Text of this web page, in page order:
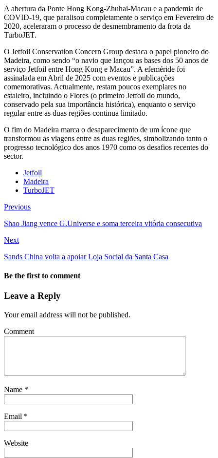
A abertura da Ponte Hong Kong-Zhuhai-Macau e a pandemia de
COVID-19, que paralisou completamente o serviço em Fevereiro de
2020, aceleraram o processo de desmembramento da frota da
TurboJET.
O Jetfoil Conservation Concern Group destaca o papel pioneiro do
Madeira, como sendo “o navio que lançou as bases dos 50 anos de
serviço Jetfoil entre Hong Kong e Macau”. A efeméride foi
assinalada em Abril de 2025 com eventos e publicações
comemorativas. Actualmente, restam poucos exemplares no
estaleiro, incluindo o Flores (o primeiro Jetfoil do mundo,
conservado pela sua importância histórica), enquanto o serviço
regular entre as duas regiões continua limitado.
O fim do Madeira marca o desaparecimento de um ícone que
transformou as viagens entre as duas regiões, simbolizando tanto o
progresso tecnológico dos anos 1970 como os desafios recentes do
sector.
Jetfoil
Madeira
TurboJET
Previous
Shao Jiang vence G.Universe e soma terceira vitória consecutiva
Next
Sands China volta a apoiar Loja Social da Santa Casa
Be the first to comment
Leave a Reply
Your email address will not be published.
Comment
Name *
Email *
Website